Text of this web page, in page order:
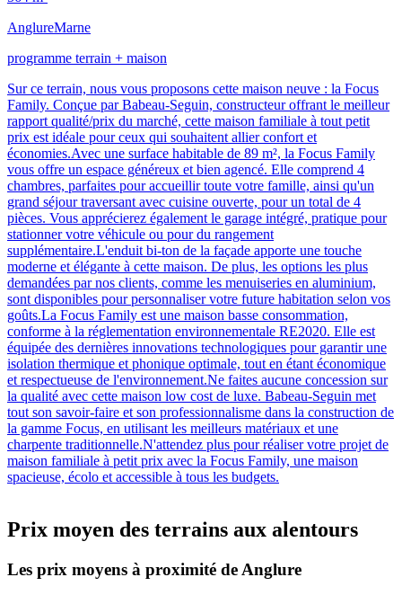
AnglureMarne
programme terrain + maison
Sur ce terrain, nous vous proposons cette maison neuve : la Focus
Family. Conçue par Babeau-Seguin, constructeur offrant le meilleur
rapport qualité/prix du marché, cette maison familiale à tout petit
prix est idéale pour ceux qui souhaitent allier confort et
économies.Avec une surface habitable de 89 m², la Focus Family
vous offre un espace généreux et bien agencé. Elle comprend 4
chambres, parfaites pour accueillir toute votre famille, ainsi qu'un
grand séjour traversant avec cuisine ouverte, pour un total de 4
pièces. Vous apprécierez également le garage intégré, pratique pour
stationner votre véhicule ou pour du rangement
supplémentaire.L'enduit bi-ton de la façade apporte une touche
moderne et élégante à cette maison. De plus, les options les plus
demandées par nos clients, comme les menuiseries en aluminium,
sont disponibles pour personnaliser votre future habitation selon vos
goûts.La Focus Family est une maison basse consommation,
conforme à la réglementation environnementale RE2020. Elle est
équipée des dernières innovations technologiques pour garantir une
isolation thermique et phonique optimale, tout en étant économique
et respectueuse de l'environnement.Ne faites aucune concession sur
la qualité avec cette maison low cost de luxe. Babeau-Seguin met
tout son savoir-faire et son professionnalisme dans la construction de
la gamme Focus, en utilisant les meilleurs matériaux et une
charpente traditionnelle.N'attendez plus pour réaliser votre projet de
maison familiale à petit prix avec la Focus Family, une maison
spacieuse, écolo et accessible à tous les budgets.
Prix moyen des terrains aux alentours
Les prix moyens à proximité de Anglure